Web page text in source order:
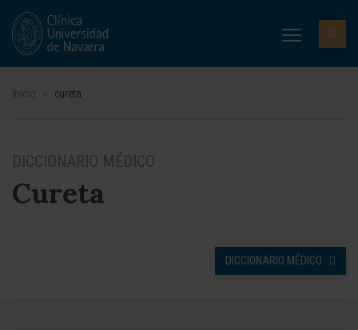
Inicio > cureta
DICCIONARIO MÉDICO
Cureta
DICCIONARIO MÉDICO